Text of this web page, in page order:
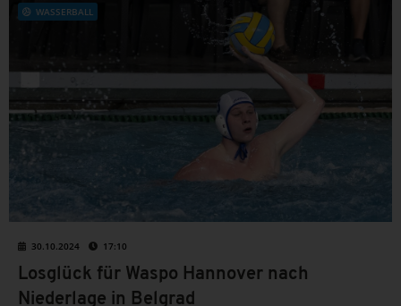
WASSERBALL
30.10.2024 17:10
Losglück für Waspo Hannover nach
Niederlage in Belgrad